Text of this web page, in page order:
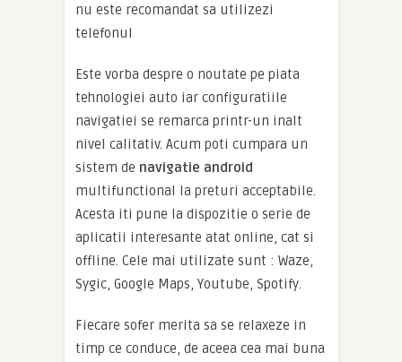
nu este recomandat sa utilizezi
telefonul
Este vorba despre o noutate pe piata
tehnologiei auto iar configuratiile
navigatiei se remarca printr-un inalt
nivel calitativ. Acum poti cumpara un
sistem de navigatie android
multifunctional la preturi acceptabile.
Acesta iti pune la dispozitie o serie de
aplicatii interesante atat online, cat si
offline. Cele mai utilizate sunt : Waze,
Sygic, Google Maps, Youtube, Spotify.
Fiecare sofer merita sa se relaxeze in
timp ce conduce, de aceea cea mai buna